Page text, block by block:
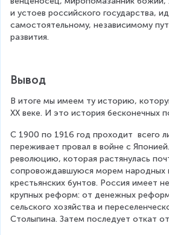
и устоев российского государства,
самостоятельному, независимому
развития.
Вывод
В итоге мы имеем ту историю,
XX веке. И это история бесконечных
С 1900 по 1916 год проходит  всего
переживает провал в войне с
революцию, которая растянулась
сопровождавшуюся морем народных
крестьянских бунтов. Россия имеет
крупных реформ: от денежных
сельского хозяйства и
Столыпина. Затем последует откат